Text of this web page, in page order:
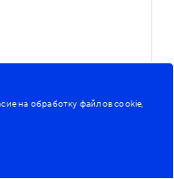
на обработку файлов cookie,